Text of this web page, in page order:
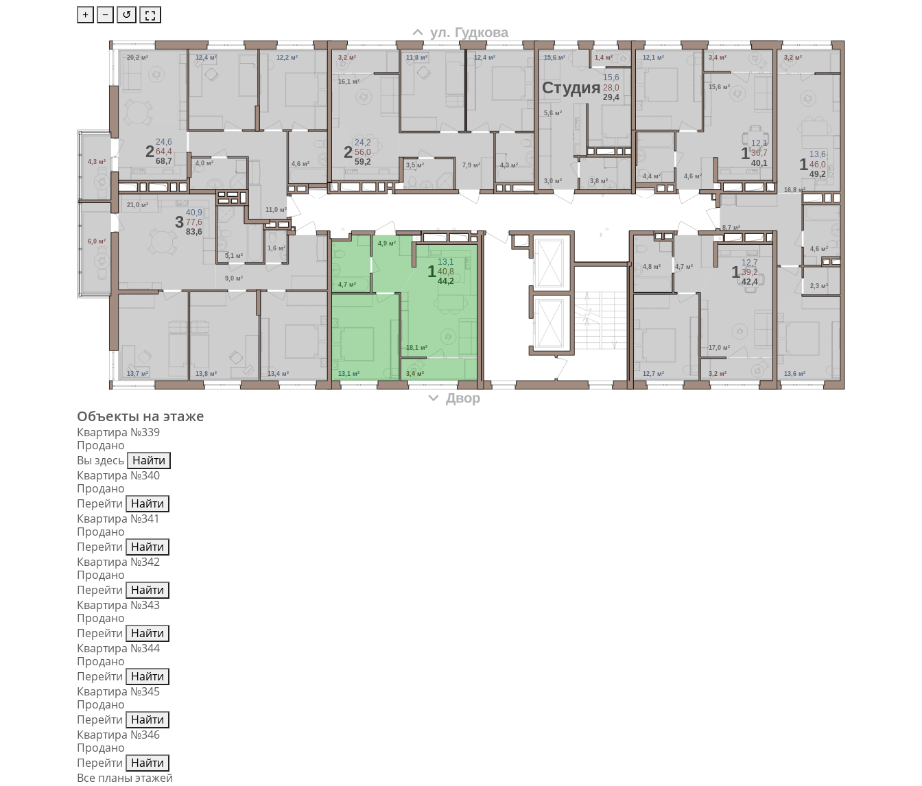
+ − ↺
3,4 м²
4,7 м²
13,1 м²
18,1 м²
4,9 м²
1
13,1
40,8
44,2
6,0 м²
13,4 м²
13,8 м²
13,7 м²
21,0 м²
5,1 м²
9,0 м²
1,6 м²
3
40,9
77,6
83,6
4,3 м²
12,2 м²
12,4 м²
20,2 м²
11,0 м²
4,0 м² 4,6 м²
2
24,6
64,4
68,7
3,2 м² 12,4 м²
11,8 м²
4,3 м²
16,1 м²
3,5 м² 7,9 м²
2
24,2
56,0
59,2
1,4 м²
5,6 м²
3,8 м²
15,6 м²
3,0 м²
Cтудия
15,6
28,0
29,4
3,4 м²
12,1 м²
4,4 м² 4,6 м²
15,6 м²
1
12,1
36,7
40,1
3,2 м²
13,6 м²
4,6 м²
16,8 м²
8,7 м²
2,3 м²
1
13,6
46,0
49,2
3,2 м²
12,7 м²
4,8 м²
17,0 м²
4,7 м² 1
12,7
39,2
42,4
ул. Гудкова
Двор
Объекты на этаже
Квартира №339
Продано
Вы здесь Найти
Квартира №340
Продано
Перейти
Найти
Квартира №341
Продано
Перейти
Найти
Квартира №342
Продано
Перейти
Найти
Квартира №343
Продано
Перейти
Найти
Квартира №344
Продано
Перейти
Найти
Квартира №345
Продано
Перейти
Найти
Квартира №346
Продано
Перейти
Найти
Все планы этажей